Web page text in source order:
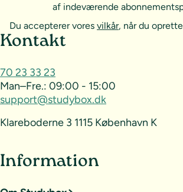
af indeværende
Du accepterer vores vilkår, når du
Sideoversigt og kontakt
Kontakt
70 23 33 23
Man–Fre.: 09:00 - 15:00
support@studybox.dk
Klareboderne 3 1115 København K
Information